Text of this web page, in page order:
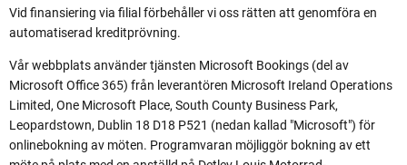
Vid finansiering via filial förbehåller vi oss rätten att genomföra en
automatiserad kreditprövning.
Vår webbplats använder tjänsten Microsoft Bookings (del av
Microsoft Office 365) från leverantören Microsoft Ireland Operations
Limited, One Microsoft Place, South County Business Park,
Leopardstown, Dublin 18 D18 P521 (nedan kallad "Microsoft") för
onlinebokning av möten. Programvaran möjliggör bokning av ett